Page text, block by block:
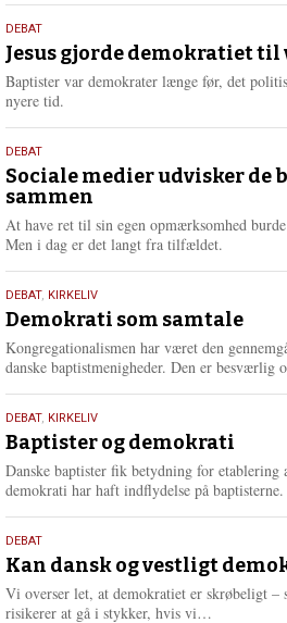
18.
maj
2026
DEBAT
Jesus gjorde demokratiet
Baptister var demokrater længe før, det
nyere tid.
18.
maj
2026
DEBAT
Sociale medier udvisker de
sammen
At have ret til sin egen opmærksomhed
Men i dag er det langt fra tilfældet.
18.
maj
2026
DEBAT, KIRKELIV
Demokrati som samtale
Kongregationalismen har været den
danske baptistmenigheder. Den er besværlig
18.
maj
2026
DEBAT, KIRKELIV
Baptister og demokrati
Danske baptister fik betydning for etablering
demokrati har haft indflydelse på baptisterne.
18.
maj
2026
DEBAT
Kan dansk og vestligt
Vi overser let, at demokratiet er skrøbeligt –
risikerer at gå i stykker, hvis vi…